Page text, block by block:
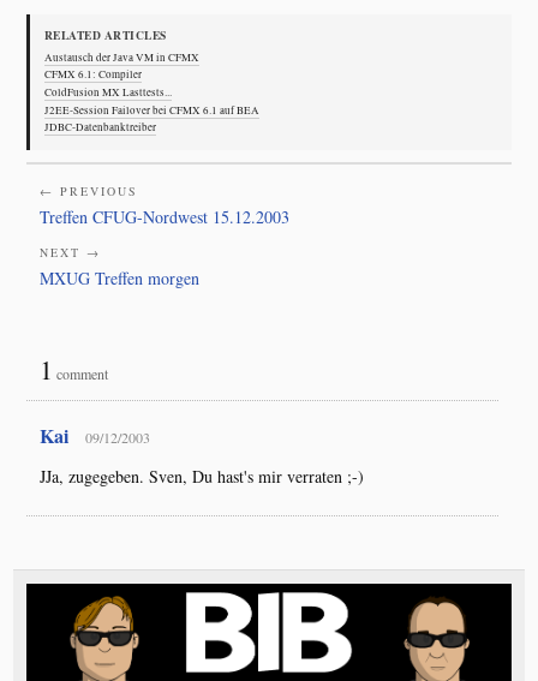
RELATED ARTICLES
Austausch der Java VM in CFMX
CFMX 6.1: Compiler
ColdFusion MX Lasttests...
J2EE-Session Failover bei CFMX 6.1 auf BEA
JDBC-Datenbanktreiber
← PREVIOUS
Treffen CFUG-Nordwest 15.12.2003
NEXT →
MXUG Treffen morgen
1 comment
Kai 09/12/2003
JJa, zugegeben. Sven, Du hast's mir verraten ;-)